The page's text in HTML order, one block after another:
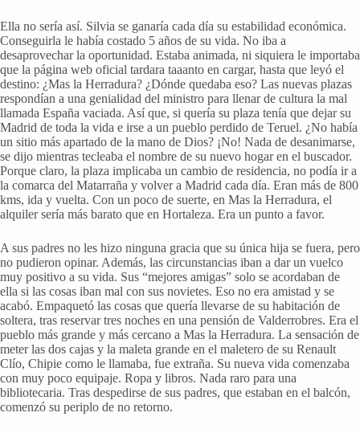
Ella no sería así. Silvia se ganaría cada día su estabilidad económica.
Conseguirla le había costado 5 años de su vida. No iba a
desaprovechar la oportunidad. Estaba animada, ni siquiera le importaba
que la página web oficial tardara taaanto en cargar, hasta que leyó el
destino: ¿Mas la Herradura? ¿Dónde quedaba eso? Las nuevas plazas
respondían a una genialidad del ministro para llenar de cultura la mal
llamada España vaciada. Así que, si quería su plaza tenía que dejar su
Madrid de toda la vida e irse a un pueblo perdido de Teruel. ¿No había
un sitio más apartado de la mano de Dios? ¡No! Nada de desanimarse,
se dijo mientras tecleaba el nombre de su nuevo hogar en el buscador.
Porque claro, la plaza implicaba un cambio de residencia, no podía ir a
la comarca del Matarraña y volver a Madrid cada día. Eran más de 800
kms, ida y vuelta. Con un poco de suerte, en Mas la Herradura, el
alquiler sería más barato que en Hortaleza. Era un punto a favor.
A sus padres no les hizo ninguna gracia que su única hija se fuera, pero
no pudieron opinar. Además, las circunstancias iban a dar un vuelco
muy positivo a su vida. Sus “mejores amigas” solo se acordaban de
ella si las cosas iban mal con sus novietes. Eso no era amistad y se
acabó. Empaquetó las cosas que quería llevarse de su habitación de
soltera, tras reservar tres noches en una pensión de Valderrobres. Era el
pueblo más grande y más cercano a Mas la Herradura. La sensación de
meter las dos cajas y la maleta grande en el maletero de su Renault
Clío, Chipie como le llamaba, fue extraña. Su nueva vida comenzaba
con muy poco equipaje. Ropa y libros. Nada raro para una
bibliotecaria. Tras despedirse de sus padres, que estaban en el balcón,
comenzó su periplo de no retorno.